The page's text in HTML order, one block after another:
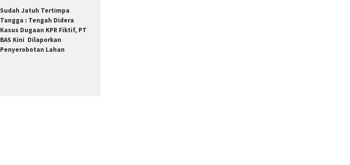
Sudah Jatuh Tertimpa
Tangga : Tengah Didera
Kasus Dugaan KPR Fiktif, PT
BAS Kini Dilaporkan
Penyerobotan Lahan